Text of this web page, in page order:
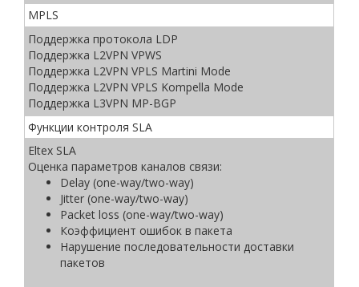
MPLS
Поддержка протокола LDP
Поддержка L2VPN VPWS
Поддержка L2VPN VPLS Martini Mode
Поддержка L2VPN VPLS Kompella Mode
Поддержка L3VPN MP-BGP
Функции контроля SLA
Eltex SLA
Оценка параметров каналов связи:
Delay (one-way/two-way)
Jitter (one-way/two-way)
Packet loss (one-way/two-way)
Коэффициент ошибок в пакета
Нарушение последовательности доставки
пакетов